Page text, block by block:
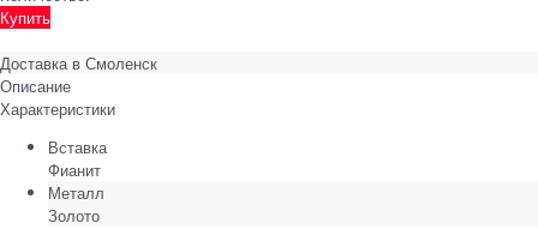
Купить
Доставка в Смоленск
Описание
Характеристики
Вставка
Фианит
Металл
Золото